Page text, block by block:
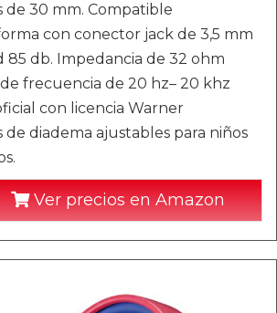
de 30 mm. Compatible
con conector jack de 3,5 mm
85 db. Impedancia de 32 ohm
frecuencia de 20 hz– 20 khz
con licencia Warner
diadema ajustables para niños
Ver precios en Amazon